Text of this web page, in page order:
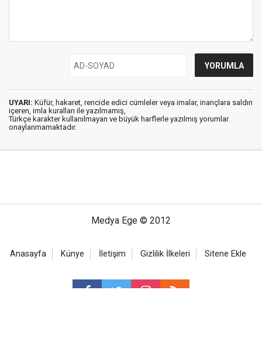
UYARI: Küfür, hakaret, rencide edici cümleler veya imalar, inançlara saldırı
içeren, imla kuralları ile yazılmamış,
Türkçe karakter kullanılmayan ve büyük harflerle yazılmış yorumlar
onaylanmamaktadır.
Medya Ege © 2012
Anasayfa Künye İletişim Gizlilik İlkeleri Sitene Ekle